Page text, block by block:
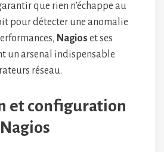
que rien n’échappe au
pour détecter une anomalie
Nagios et ses
un arsenal indispensable
réseau.
et configuration